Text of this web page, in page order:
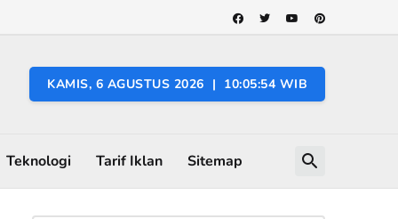
KAMIS, 6 AGUSTUS 2026 | 10:05:55 WIB
Teknologi Tarif Iklan Sitemap